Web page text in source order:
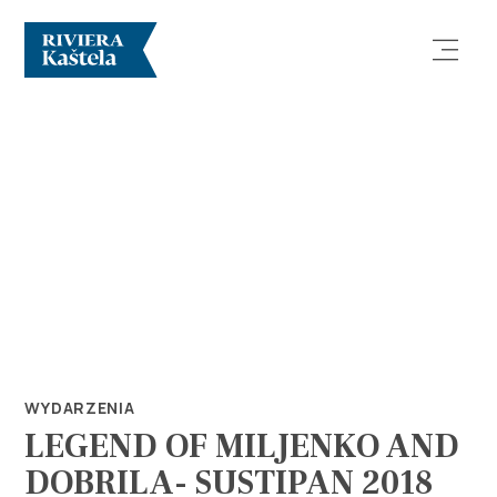
Info
WYDARZENIA
LEGEND OF MILJENKO AND
DOBRILA- SUSTIPAN 2018